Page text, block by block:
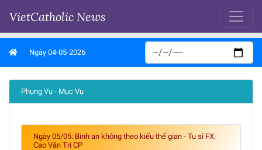
VietCatholic News
Ngày 04-05-2026
Phụng Vụ - Mục Vụ
Ngày 05/05: Bình an không theo kiểu thế gian - Tu sĩ FX.
Cao Văn Trí CP